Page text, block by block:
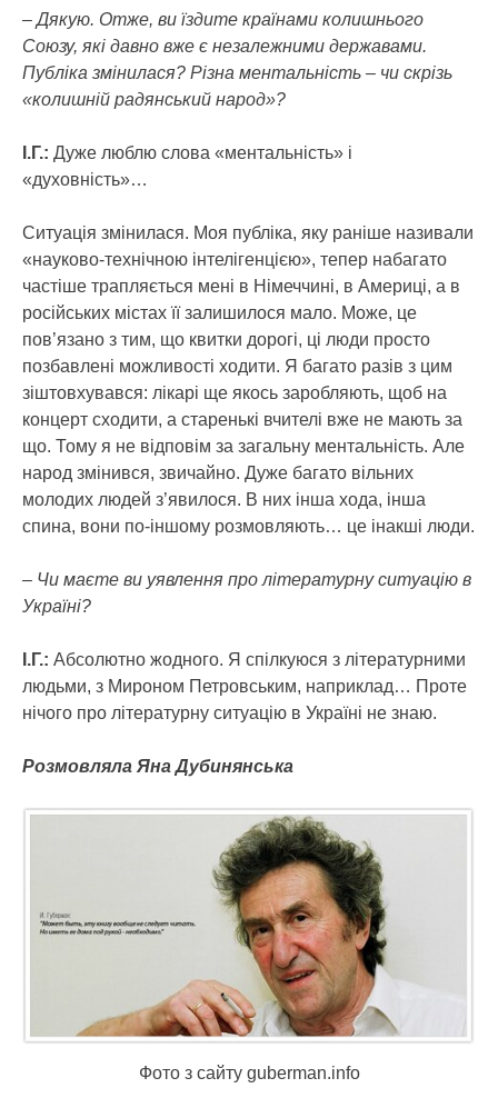
– Дякую. Отже, ви їздите країнами колишнього
Союзу, які давно вже є незалежними державами.
Публіка змінилася? Різна ментальність – чи скрізь
«колишній радянський народ»?
І.Г.: Дуже люблю слова «ментальність» і
«духовність»…
Ситуація змінилася. Моя публіка, яку раніше називали
«науково-технічною інтелігенцією», тепер набагато
частіше трапляється мені в Німеччині, в Америці, а в
російських містах її залишилося мало. Може, це
пов’язано з тим, що квитки дорогі, ці люди просто
позбавлені можливості ходити. Я багато разів з цим
зіштовхувався: лікарі ще якось заробляють, щоб на
концерт сходити, а старенькі вчителі вже не мають за
що. Тому я не відповім за загальну ментальність. Але
народ змінився, звичайно. Дуже багато вільних
молодих людей з’явилося. В них інша хода, інша
спина, вони по-іншому розмовляють… це інакші люди.
– Чи маєте ви уявлення про літературну ситуацію в
Україні?
І.Г.: Абсолютно жодного. Я спілкуюся з літературними
людьми, з Мироном Петровським, наприклад… Проте
нічого про літературну ситуацію в Україні не знаю.
Розмовляла Яна Дубинянська
Фото з сайту guberman.info